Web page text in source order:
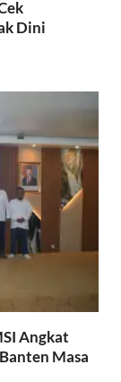
Dini
Angkat
Masa